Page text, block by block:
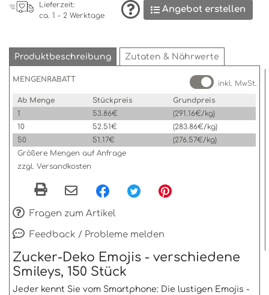
Lieferzeit:
ca. 1 - 2 Werktage
Angebot erstellen
Produktbeschreibung Zutaten & Nährwerte
MENGENRABATT
inkl. MwSt.
Ab Menge
Stückpreis
Grundpreis
1
53.86€
(291.16€/kg)
10
52.51€
(283.86€/kg)
50
51.17€
(276.57€/kg)
Größere Mengen auf Anfrage
zzgl. Versandkosten
Fragen zum Artikel
Feedback / Probleme melden
Zucker-Deko Emojis - verschiedene
Smileys, 150 Stück
Jeder kennt Sie vom Smartphone: Die lustigen Emojis -